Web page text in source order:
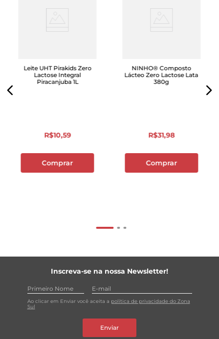
Leite UHT Pirakids Zero
Lactose Integral
Piracanjuba 1L
R$10,59
Comprar
NINHO® Composto
Lácteo Zero Lactose Lata
380g
R$31,98
Comprar
Inscreva-se na nossa Newsletter!
Ao clicar em Enviar você aceita a política de privacidade do Zona
Sul
Enviar